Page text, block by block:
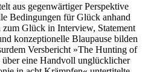
aus gegenwärtiger Perspektive
Bedingungen für Glück anhand
Glück in Interview, Statement
konzeptionelle Blaupause bilden
Versbericht »The Hunting of
über eine Handvoll unglücklicher